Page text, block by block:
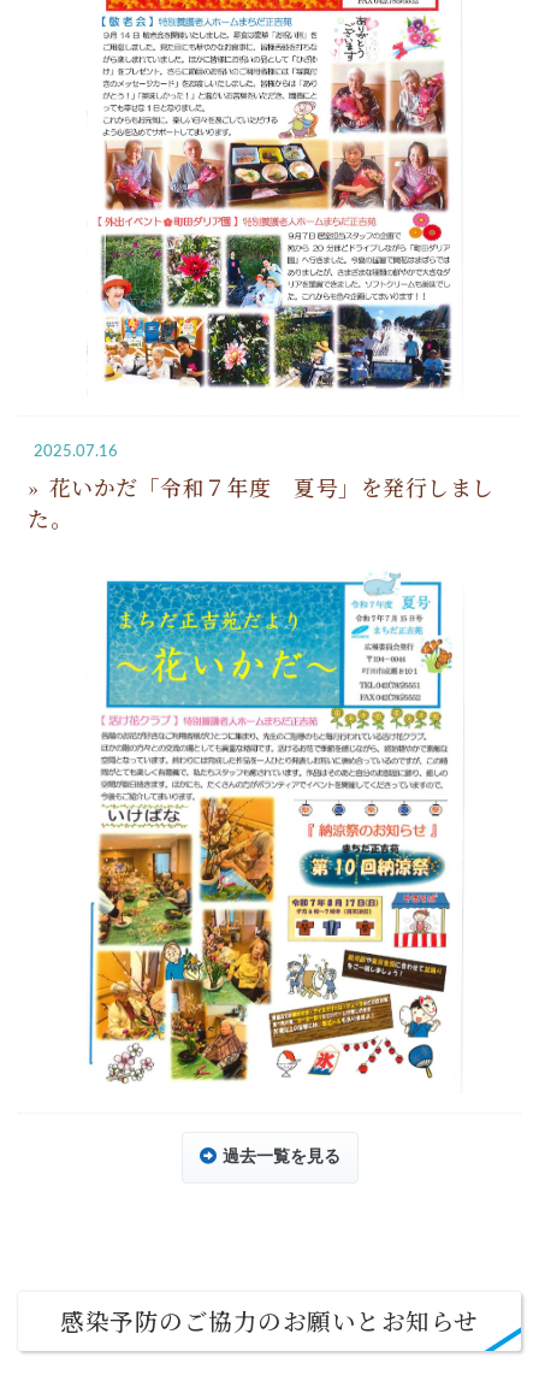
2025.07.16
花いかだ「令和７年度 夏号」を発行しまし
た。
過去一覧を見る
感染予防のご協力のお願いとお知らせ